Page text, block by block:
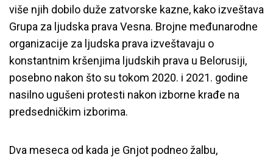
više njih dobilo duže zatvorske kazne, kako izveštava
Grupa za ljudska prava Vesna. Brojne međunarodne
organizacije za ljudska prava izveštavaju o
konstantnim kršenjima ljudskih prava u Belorusiji,
posebno nakon što su tokom 2020. i 2021. godine
nasilno ugušeni protesti nakon izborne krađe na
predsedničkim izborima.
Dva meseca od kada je Gnjot podneo žalbu,